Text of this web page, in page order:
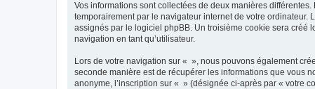
Vos informations sont collectées de deux manières
temporairement par le navigateur internet de votre ordinateur.
assignés par le logiciel phpBB. Un troisième cookie sera créé
navigation en tant qu’utilisateur.
Lors de votre navigation sur « », nous pouvons également
seconde manière est de récupérer les informations que vous
anonyme, l’inscription sur « » (désignée ci-après par « votre